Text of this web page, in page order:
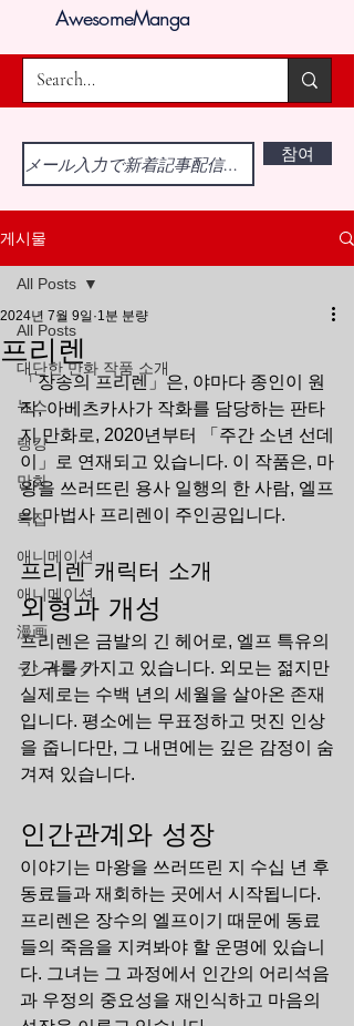
AwesomeManga
참여
게시물
All Posts
대단한 만화 작품 소개
뉴스
랭킹
만화
특집
애니메이션
애니메이션
漫画
ランキング
All Posts
프리렌
2024년 7월 9일 1분 분량
「장송의 프리렌」은, 야마다 종인이 원
작, 아베츠카사가 작화를 담당하는 판타
지 만화로, 2020년부터 「주간 소년 선데
이」로 연재되고 있습니다. 이 작품은, 마
왕을 쓰러뜨린 용사 일행의 한 사람, 엘프
의 마법사 프리렌이 주인공입니다.
프리렌 캐릭터 소개
외형과 개성
프리렌은 금발의 긴 헤어로, 엘프 특유의
긴 귀를 가지고 있습니다. 외모는 젊지만
실제로는 수백 년의 세월을 살아온 존재
입니다. 평소에는 무표정하고 멋진 인상
을 줍니다만, 그 내면에는 깊은 감정이 숨
겨져 있습니다.
인간관계와 성장
이야기는 마왕을 쓰러뜨린 지 수십 년 후
동료들과 재회하는 곳에서 시작됩니다.
프리렌은 장수의 엘프이기 때문에 동료
들의 죽음을 지켜봐야 할 운명에 있습니
다. 그녀는 그 과정에서 인간의 어리석음
과 우정의 중요성을 재인식하고 마음의